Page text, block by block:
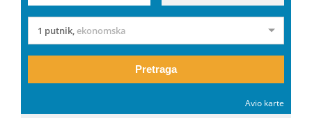
1 putnik,ekonomska
Pretraga
Avio karte